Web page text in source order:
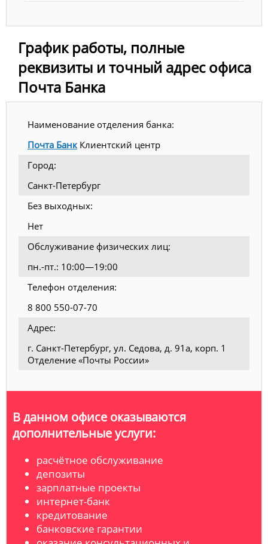
График работы, полные
реквизиты и точный адрес офиса
Почта Банка
Наименование отделения банка:
Почта БанкКлиентский центр
Город:
Санкт-Петербург
Без выходных:
Нет
Обслуживание физических лиц:
пн.-пт.: 10:00—19:00
Телефон отделения:
8 800 550-07-70
Адрес:
г. Санкт-Петербург, ул. Седова, д. 91а, корп. 1
Отделение «Почты России»
В данном офисе оказываются
дополнительные услуги:
расчётное обслуживание
депозиты
зарплатные проекты
интернет-банк
кредитование
банковские гарантии